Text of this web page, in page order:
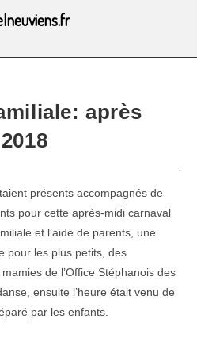
après
présents accompagnés de
pour cette après-midi carnaval
et l’aide de parents, une
pour les plus petits, des
de l’Office Stéphanois des
ensuite l’heure était venu de
par les enfants.